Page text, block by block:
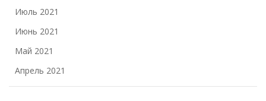
Июль 2021
Июнь 2021
Май 2021
Апрель 2021